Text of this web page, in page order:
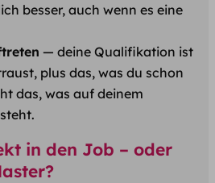
besser, auch wenn es eine
— deine Qualifikation ist
plus das, was du schon
das, was auf deinem
in den Job – oder